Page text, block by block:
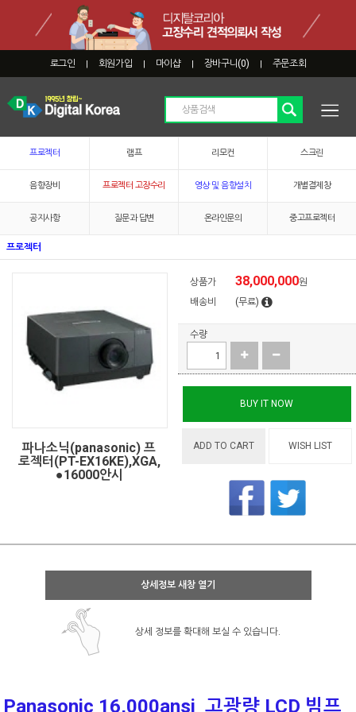
로그인 | 회원가입 | 마이샵 | 장바구니(0) | 주문조회
프로젝터 램프 리모컨 스크린
음향장비 프로젝터 고장수리 영상 및 음향설치 개별결제창
공지사항 질문과 답변 온라인문의 중고프로젝터
프로젝터
파나소닉(panasonic) 프
로젝터(PT-EX16KE),XGA,
●16000안시
상품가 38,000,000원
배송비
(무료)
수량
BUY IT NOW
ADD TO CART WISH LIST
상세정보 새창 열기
상세 정보를 확대해 보실 수 있습니다.
Panasonic 16,000ansi 고광량 LCD 빔프